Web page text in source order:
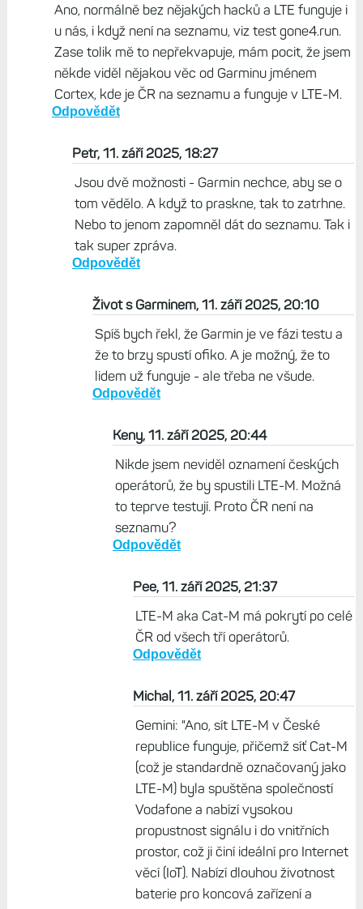
Ano, normálně bez nějakých hacků a LTE funguje i
u nás, i když není na seznamu, viz test gone4.run.
Zase tolik mě to nepřekvapuje, mám pocit, že jsem
někde viděl nějakou věc od Garminu jménem
Cortex, kde je ČR na seznamu a funguje v LTE-M.
Odpovědět
Petr, 11. září 2025, 18:27
Jsou dvě možnosti - Garmin nechce, aby se o
tom vědělo. A když to praskne, tak to zatrhne.
Nebo to jenom zapomněl dát do seznamu. Tak i
tak super zpráva.
Odpovědět
Život s Garminem, 11. září 2025, 20:10
Spíš bych řekl, že Garmin je ve fázi testu a
že to brzy spustí ofiko. A je možný, že to
lidem už funguje - ale třeba ne všude.
Odpovědět
Keny, 11. září 2025, 20:44
Nikde jsem neviděl oznamení českých
operátorů, že by spustili LTE-M. Možná
to teprve testují. Proto ČR není na
seznamu?
Odpovědět
Pee, 11. září 2025, 21:37
LTE-M aka Cat-M má pokrytí po celé
ČR od všech tří operátorů.
Odpovědět
Michal, 11. září 2025, 20:47
Gemini: "Ano, sít LTE-M v České
republice funguje, přičemž síť Cat-M
(což je standardně označovaný jako
LTE-M) byla spuštěna společností
Vodafone a nabízí vysokou
propustnost signálu i do vnitřních
prostor, což ji činí ideální pro Internet
věcí (IoT). Nabízí dlouhou životnost
baterie pro koncová zařízení a